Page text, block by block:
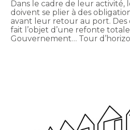
Dans le cadre de leur activité,
doivent se plier à des
avant leur retour au port. Des
fait l’objet d’une refonte
Gouvernement… Tour